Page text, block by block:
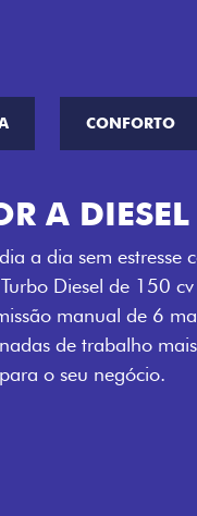
CONFORTO
A DIESEL
a dia sem estresse
Diesel de 150
manual de 6
de trabalho
o seu negócio.